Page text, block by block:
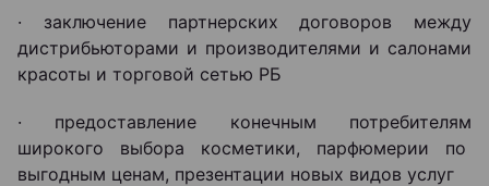
· заключение партнерских договоров между
дистрибьюторами и производителями и салонами
красоты и торговой сетью РБ
· предоставление конечным потребителям
широкого выбора косметики, парфюмерии по
выгодным ценам, презентации новых видов услуг